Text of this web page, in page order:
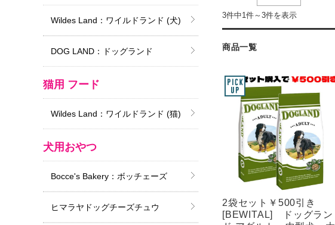
3件中1件～3件を表示
商品一覧
2袋セット￥500引き
[BEWITAL] ドッグラン
Wildes Land：ワイルドランド (犬)
DOG LAND：ドッグランド
猫用 フード
Wildes Land：ワイルドランド (猫)
犬用おやつ
Bocce's Bakery：ボッチェーズ
ヒマラヤドッグチーズチュウ